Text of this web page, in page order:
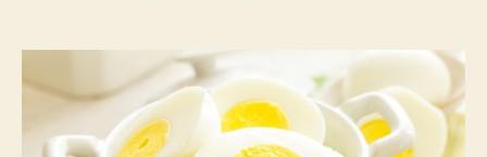
μπορούμε
τρώμε
καθημερινά;